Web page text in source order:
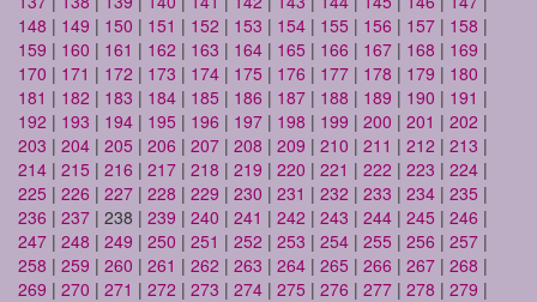
148 | 149 | 150 | 151 | 152 | 153 | 154 | 155 | 156 | 157 | 158 |
159 | 160 | 161 | 162 | 163 | 164 | 165 | 166 | 167 | 168 | 169 |
170 | 171 | 172 | 173 | 174 | 175 | 176 | 177 | 178 | 179 | 180 |
181 | 182 | 183 | 184 | 185 | 186 | 187 | 188 | 189 | 190 | 191 |
192 | 193 | 194 | 195 | 196 | 197 | 198 | 199 | 200 | 201 | 202 |
203 | 204 | 205 | 206 | 207 | 208 | 209 | 210 | 211 | 212 | 213 |
214 | 215 | 216 | 217 | 218 | 219 | 220 | 221 | 222 | 223 | 224 |
225 | 226 | 227 | 228 | 229 | 230 | 231 | 232 | 233 | 234 | 235 |
236 | 237 | 238 | 239 | 240 | 241 | 242 | 243 | 244 | 245 | 246 |
247 | 248 | 249 | 250 | 251 | 252 | 253 | 254 | 255 | 256 | 257 |
258 | 259 | 260 | 261 | 262 | 263 | 264 | 265 | 266 | 267 | 268 |
269 | 270 | 271 | 272 | 273 | 274 | 275 | 276 | 277 | 278 | 279 |